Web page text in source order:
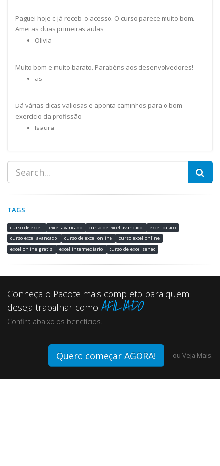
Paguei hoje e já recebi o acesso. O curso parece muito bom.
Amei as duas primeiras aulas
Olivia
Muito bom e muito barato. Parabéns aos desenvolvedores!
as
Dá várias dicas valiosas e aponta caminhos para o bom
exercício da profissão.
Isaura
TAGS
curso de excel excel avancado curso de excel avancado
excel basico
curso excel avancado
curso de excel online
curso excel online
excel online gratis
excel intermediario curso de excel senac
Conheça o Pacote mais completo para quem
deseja trabalhar como AFILIADO
Confira abaixo os benefícios.
Quero começar AGORA! ou Veja Mais.